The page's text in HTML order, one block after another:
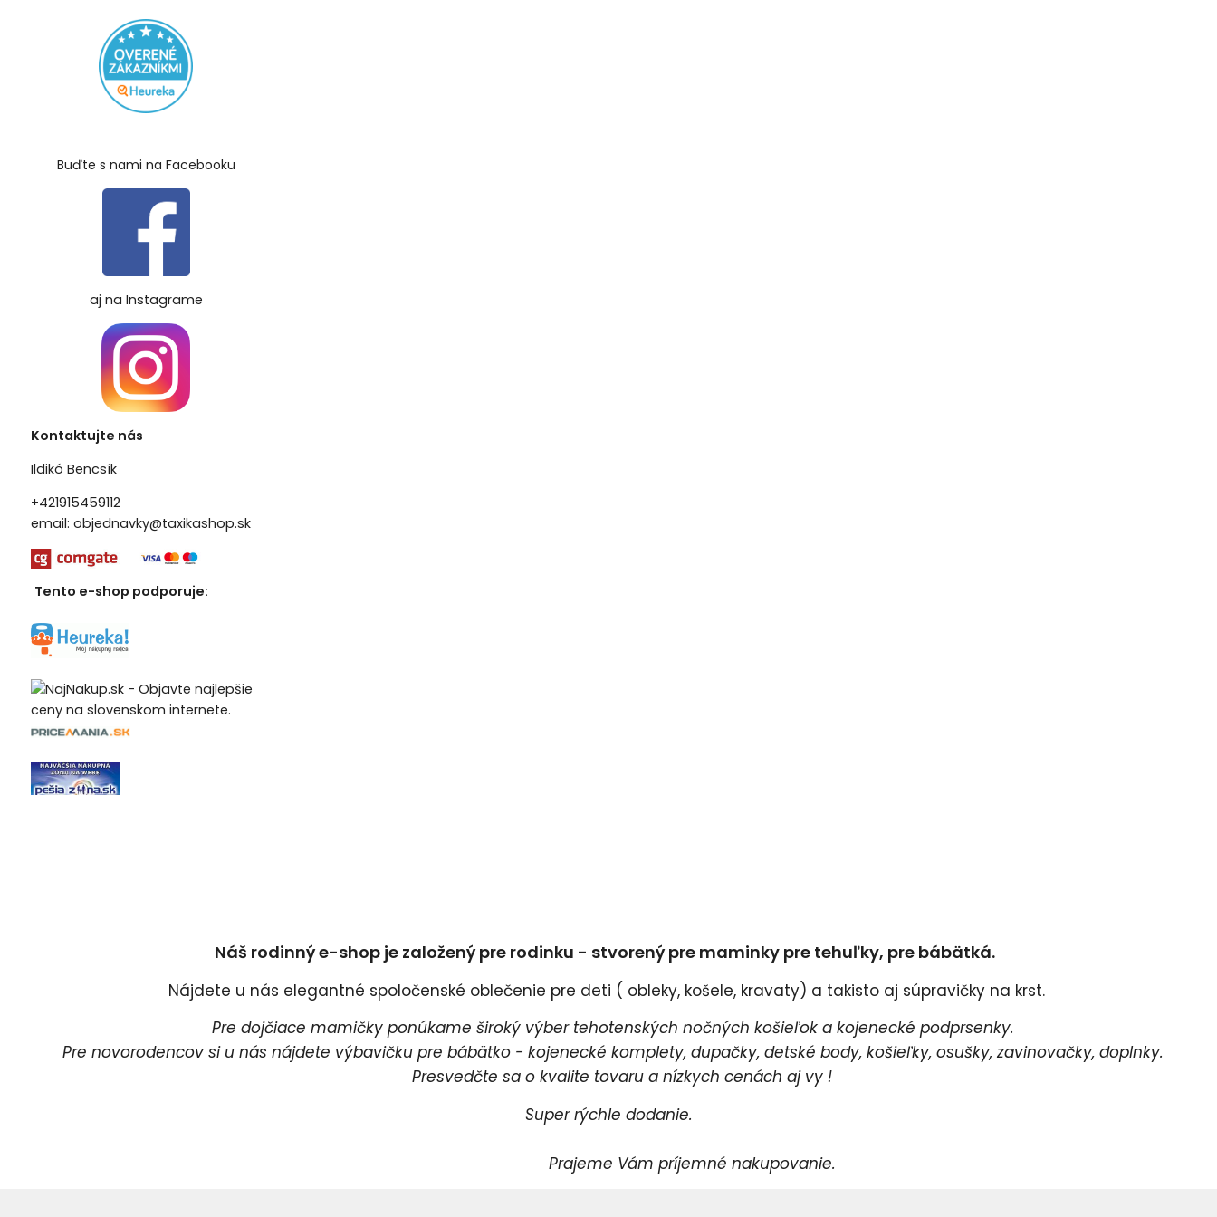
Buďte s nami na Facebooku
aj na Instagrame
Kontaktujte nás
Ildikó Bencsík
+421915459112
email: objednavky@taxikashop.sk
Tento e-shop podporuje:
Náš rodinný e-shop je založený pre rodinku - stvorený pre maminky pre tehuľky, pre bábätká.
Nájdete u nás elegantné spoločenské oblečenie pre deti ( obleky, košele, kravaty) a takisto aj súpravičky na krst.
Pre dojčiace mamičky ponúkame široký výber tehotenských nočných košieľok a kojenecké podprsenky.
Pre novorodencov si u nás nájdete výbavičku pre bábätko - kojenecké komplety, dupačky, detské body, košieľky, osušky, zavinovačky, doplnky.
Presvedčte sa o kvalite tovaru a nízkych cenách aj vy !
Super rýchle dodanie.
Prajeme Vám príjemné nakupovanie.